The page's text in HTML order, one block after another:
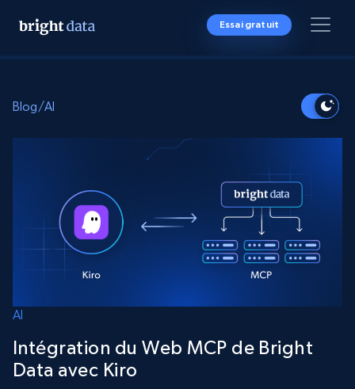
Essai gratuit
Blog/AI
AI
Intégration du Web MCP de Bright
Data avec Kiro